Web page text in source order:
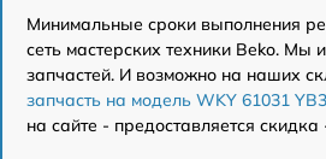
Минимальные сроки выполнения
сеть мастерских техники Beko. Мы
запчастей. И возможно на наших
запчасть на модель WKY 61031 YB3
на сайте - предоставляется скидка